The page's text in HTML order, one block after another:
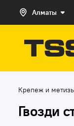
Алматы
Крепеж и
Гвозди